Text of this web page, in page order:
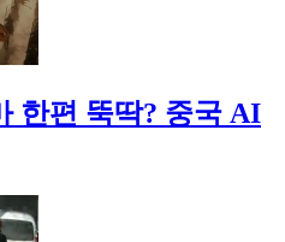
한편 뚝딱? 중국 AI